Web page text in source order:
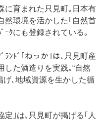
に育まれた只見町｡日本有
然環境を活かした｢自然首
ｰｸにも登録されている｡
ﾗﾝﾄﾞ｢ねっか｣は､只見町産
した酒造りを実践｡“自然
げ､地域資源を生かした循
｣は､只見町が掲げる｢人